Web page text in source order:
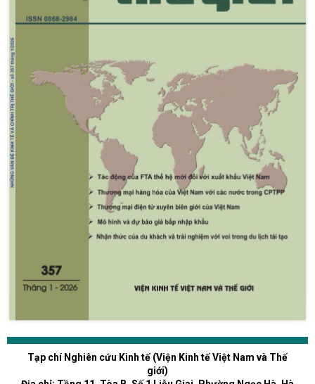
Tạp chí Nghiên cứu Kinh tế (Viện Kinh tế Việt Nam và Thế
giới)